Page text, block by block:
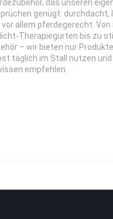
das unseren
genügt: durchdacht,
vor allem pferdegerecht. Von
Therapiegurten bis zu
– wir bieten nur
täglich im Stall nutzen
empfehlen.